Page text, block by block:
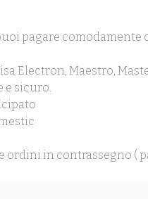
pagare comodamente
Electron, Maestro,
e sicuro.
ordini in contrassegno (